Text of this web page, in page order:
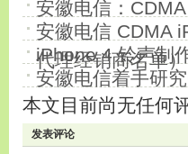
安徽电信：
安徽电信 CDMA
代理经销商名单）
iPhone 4 铃声制
安徽电信着手研
本文目前尚无任何
发表评论